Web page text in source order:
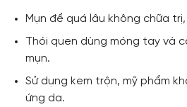
Mụn để quá lâu không chữa
Thói quen dùng móng tay và
mụn.
Sử dụng kem trộn, mỹ phẩm
ứng da.